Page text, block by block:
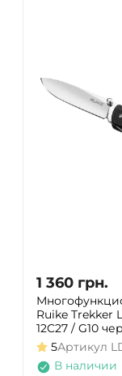
1 360 грн.
Ruike Trekker
12C27 / G10
5Артикул
В наличии